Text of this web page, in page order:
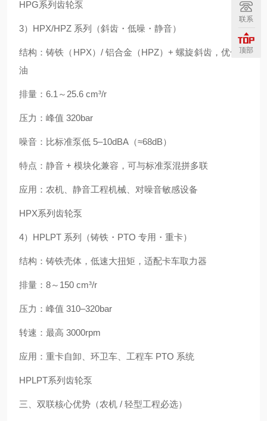
HPG系列齿轮泵
3）HPX/HPZ 系列（斜齿・低噪・静音）
结构：铸铁（HPX）/ 铝合金（HPZ）+ 螺旋斜齿，优化困
油
排量：6.1～25.6 cm³/r
压力：峰值 320bar
噪音：比标准泵低 5–10dBA（≈68dB）
特点：静音 + 模块化兼容，可与标准泵混拼多联
应用：农机、静音工程机械、对噪音敏感设备
HPX系列齿轮泵
4）HPLPT 系列（铸铁・PTO 专用・重卡）
结构：铸铁壳体，低速大扭矩，适配卡车取力器
排量：8～150 cm³/r
压力：峰值 310–320bar
转速：最高 3000rpm
应用：重卡自卸、环卫车、工程车 PTO 系统
HPLPT系列齿轮泵
三、双联核心优势（农机 / 轻型工程必选）
联系
顶部